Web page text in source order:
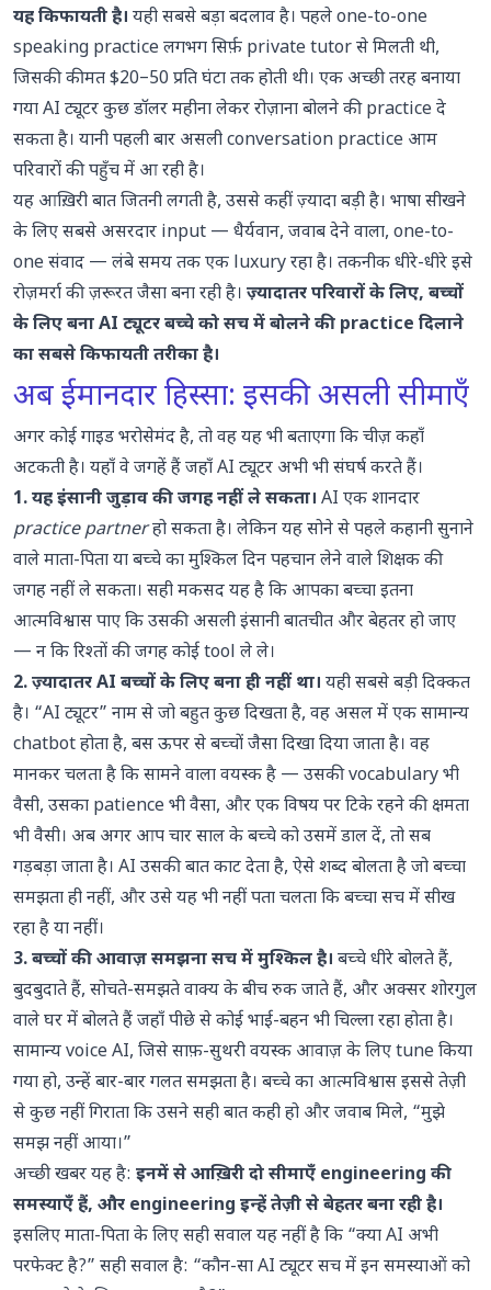
यह किफायती है। यही सबसे बड़ा बदलाव है। पहले one-to-one
speaking practice लगभग सिर्फ़ private tutor से मिलती थी,
जिसकी कीमत $20–50 प्रति घंटा तक होती थी। एक अच्छी तरह बनाया
गया AI ट्यूटर कुछ डॉलर महीना लेकर रोज़ाना बोलने की practice दे
सकता है। यानी पहली बार असली conversation practice आम
परिवारों की पहुँच में आ रही है।
यह आख़िरी बात जितनी लगती है, उससे कहीं ज़्यादा बड़ी है। भाषा सीखने
के लिए सबसे असरदार input — धैर्यवान, जवाब देने वाला, one-to-
one संवाद — लंबे समय तक एक luxury रहा है। तकनीक धीरे-धीरे इसे
रोज़मर्रा की ज़रूरत जैसा बना रही है। ज़्यादातर परिवारों के लिए, बच्चों
के लिए बना AI ट्यूटर बच्चे को सच में बोलने की practice दिलाने
का सबसे किफायती तरीका है।
अब ईमानदार हिस्सा: इसकी असली सीमाएँ
अगर कोई गाइड भरोसेमंद है, तो वह यह भी बताएगा कि चीज़ कहाँ
अटकती है। यहाँ वे जगहें हैं जहाँ AI ट्यूटर अभी भी संघर्ष करते हैं।
1. यह इंसानी जुड़ाव की जगह नहीं ले सकता। AI एक शानदार
practice partnerहो सकता है। लेकिन यह सोने से पहले कहानी सुनाने
वाले माता-पिता या बच्चे का मुश्किल दिन पहचान लेने वाले शिक्षक की
जगह नहीं ले सकता। सही मकसद यह है कि आपका बच्चा इतना
आत्मविश्वास पाए कि उसकी असली इंसानी बातचीत और बेहतर हो जाए
— न कि रिश्तों की जगह कोई tool ले ले।
2. ज़्यादातर AI बच्चों के लिए बना ही नहीं था। यही सबसे बड़ी दिक्कत
है। “AI ट्यूटर” नाम से जो बहुत कुछ दिखता है, वह असल में एक सामान्य
chatbot होता है, बस ऊपर से बच्चों जैसा दिखा दिया जाता है। वह
मानकर चलता है कि सामने वाला वयस्क है — उसकी vocabulary भी
वैसी, उसका patience भी वैसा, और एक विषय पर टिके रहने की क्षमता
भी वैसी। अब अगर आप चार साल के बच्चे को उसमें डाल दें, तो सब
गड़बड़ा जाता है। AI उसकी बात काट देता है, ऐसे शब्द बोलता है जो बच्चा
समझता ही नहीं, और उसे यह भी नहीं पता चलता कि बच्चा सच में सीख
रहा है या नहीं।
3. बच्चों की आवाज़ समझना सच में मुश्किल है। बच्चे धीरे बोलते हैं,
बुदबुदाते हैं, सोचते-समझते वाक्य के बीच रुक जाते हैं, और अक्सर शोरगुल
वाले घर में बोलते हैं जहाँ पीछे से कोई भाई-बहन भी चिल्ला रहा होता है।
सामान्य voice AI, जिसे साफ़-सुथरी वयस्क आवाज़ के लिए tune किया
गया हो, उन्हें बार-बार गलत समझता है। बच्चे का आत्मविश्वास इससे तेज़ी
से कुछ नहीं गिराता कि उसने सही बात कही हो और जवाब मिले, “मुझे
समझ नहीं आया।”
अच्छी खबर यह है: इनमें से आख़िरी दो सीमाएँ engineering की
समस्याएँ हैं, और engineering इन्हें तेज़ी से बेहतर बना रही है।
इसलिए माता-पिता के लिए सही सवाल यह नहीं है कि “क्या AI अभी
परफेक्ट है?” सही सवाल है: “कौन-सा AI ट्यूटर सच में इन समस्याओं को